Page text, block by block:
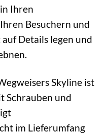
Ihren
Besuchern und
Details legen und
Skyline ist
Schrauben und
im Lieferumfang